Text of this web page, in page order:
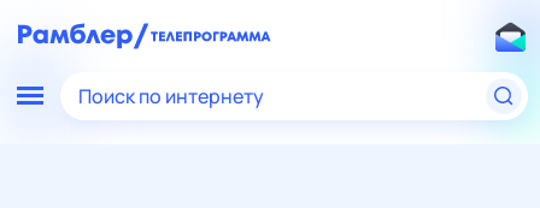
Поиск по интернету